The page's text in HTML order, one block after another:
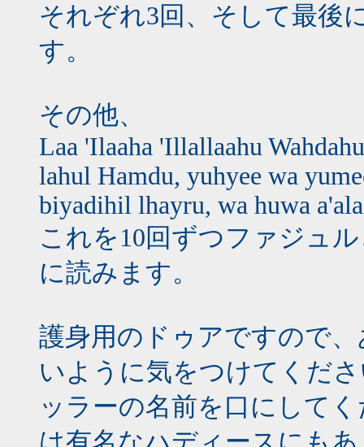
それぞれ3回、そして最
す。
その他、
Laa 'Ilaaha 'Illallaahu
lahul Hamdu, yuhyee wa
biyadihil lhayru, wa huwa
これを10回ずつファジュ
に読みます。
護身用のドゥアですので
いように気をつけてくだ
ッラーの名前を口にして
は有名なハディースにも